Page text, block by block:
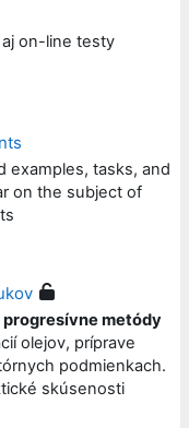
on-line testy
examples, tasks, and
on the subject of
progresívne metódy
olejov, príprave
podmienkach.
skúsenosti